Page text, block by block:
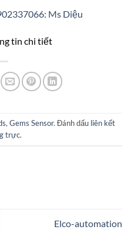
Ms Diệu
tin chi tiết
, Gems Sensor. Đánh dấu liên kết
trực.
Elco-automation